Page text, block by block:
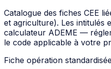
Catalogue des fiches CEE
et agriculture). Les intitulés
calculateur ADEME —
le code applicable à votre
Fiche opération